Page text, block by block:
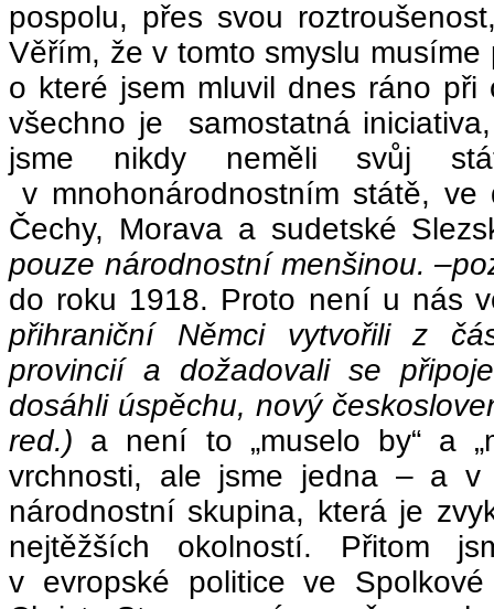
pospolu, přes svou
Věřím, že v tomto smyslu
o které jsem mluvil dnes ráno
všechno je samostatná
jsme nikdy neměli svůj
v mnohonárodnostním státě,
Čechy, Morava a sudetské
pouze národnostní menšinou.
do roku 1918. Proto není u nás
přihraniční Němci vytvořili z
provincií a dožadovali se
dosáhli úspěchu, nový
red.) a není to „muselo by“ a
vrchnosti, ale jsme jedna – a
národnostní skupina, která je
nejtěžších okolností. Přitom
v evropské politice ve